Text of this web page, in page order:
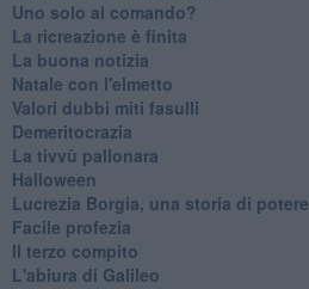
Uno solo al comando?
La ricreazione è finita
La buona notizia
Natale con l'elmetto
Valori dubbi miti fasulli
Demeritocrazia
La tivvù pallonara
Halloween
​Lucrezia Borgia, una storia di potere
Facile profezia
Il terzo compito
L'abiura di Galileo